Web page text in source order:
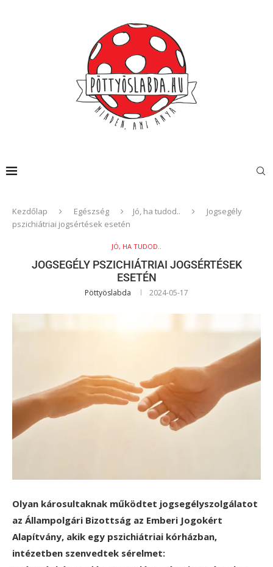
Kezdőlap Egészség Jó, ha tudod..
Jogsegély
pszichiátriai jogsértések esetén
JÓ, HA TUDOD..
JOGSEGÉLY PSZICHIÁTRIAI JOGSÉRTÉSEK
ESETÉN
Pöttyöslabda 2024-05-17
Olyan károsultaknak működtet jogsegélyszolgálatot
az Állampolgári Bizottság az Emberi Jogokért
Alapítvány, akik egy pszichiátriai kórházban,
intézetben szenvedtek sérelmet: